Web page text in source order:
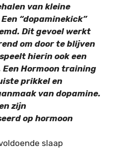
van kleine
“dopaminekick”
Dit gevoel werkt
om door te blijven
hierin ook een
Hormoon training
prikkel en
van dopamine.
zijn
op hormoon
slaap